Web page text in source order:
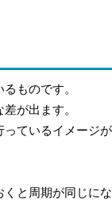
ものです。
が出ます。
ているイメージ
と周期が同じに